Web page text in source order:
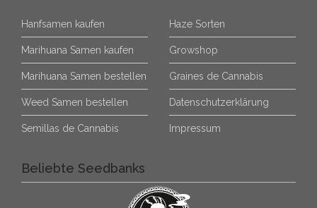
Hanfsamen kaufen
Marihuana Samen kaufen
Marihuana Samen bestellen
Weed Samen bestellen
Semillas de Cannabis
Haze Sorten
Growshop
Graines de Cannabis
Datenschutzerklärung
Impressum
Beliebte Seedbanks